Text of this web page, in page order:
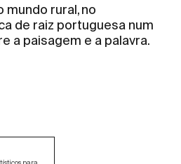
mundo rural, no
de raiz portuguesa num
a paisagem e a palavra.